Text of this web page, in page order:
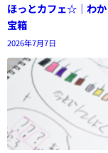
ほっとカフェ☆｜わ
宝箱
2026年7月7日